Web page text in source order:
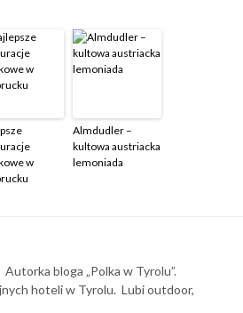
w
Almdudler –
kultowa austriacka
lemoniada
bloga „Polka w Tyrolu”.
hoteli w Tyrolu. Lubi outdoor,